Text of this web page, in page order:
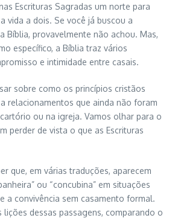
Escrituras Sagradas um norte para
vida a dois. Se você já buscou a
Bíblia, provavelmente não achou. Mas,
específico, a Bíblia traz vários
e intimidade entre casais.
sobre como os princípios cristãos
relacionamentos que ainda não foram
ou na igreja. Vamos olhar para o
perder de vista o que as Escrituras
que, em várias traduções, aparecem
ou “concubina” em situações
a convivência sem casamento formal.
lições dessas passagens, comparando o